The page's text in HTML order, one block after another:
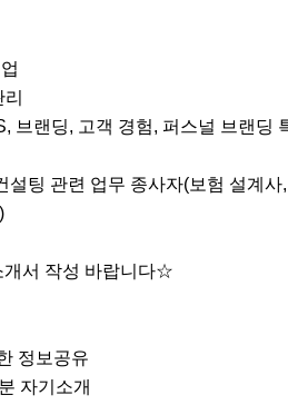
브랜딩, 고객 경험, 퍼스널 브랜딩
설팅 관련 업무 종사자(보험 설계
서 작성 바랍니다☆
정보공유
자기소개